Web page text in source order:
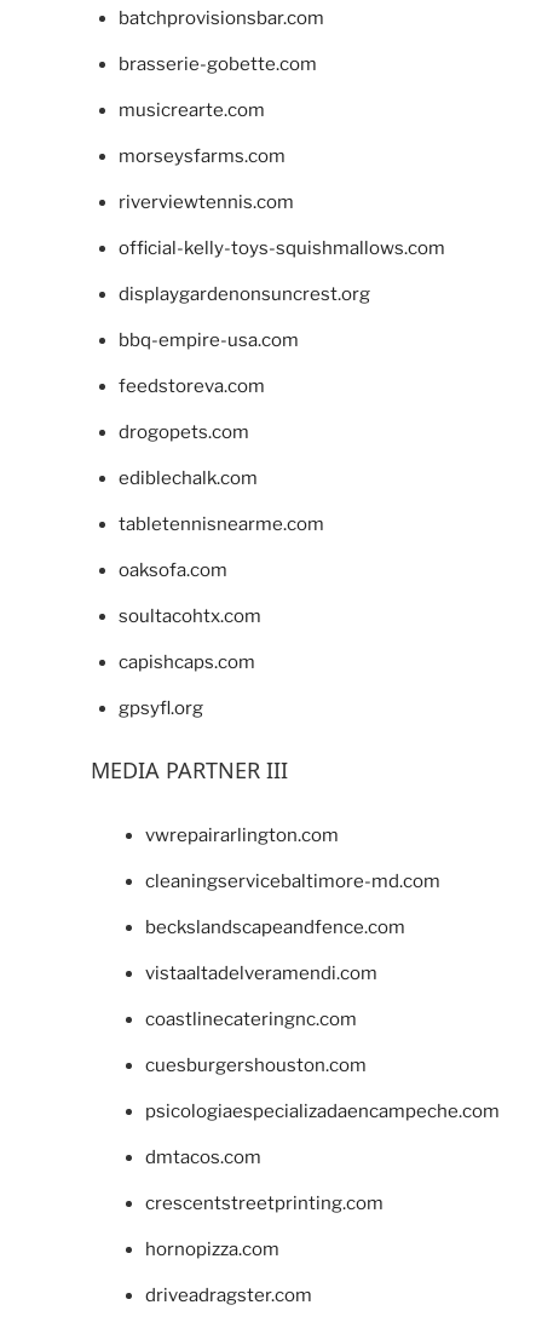
batchprovisionsbar.com
brasserie-gobette.com
musicrearte.com
morseysfarms.com
riverviewtennis.com
official-kelly-toys-squishmallows.com
displaygardenonsuncrest.org
bbq-empire-usa.com
feedstoreva.com
drogopets.com
ediblechalk.com
tabletennisnearme.com
oaksofa.com
soultacohtx.com
capishcaps.com
gpsyfl.org
MEDIA PARTNER III
vwrepairarlington.com
cleaningservicebaltimore-md.com
beckslandscapeandfence.com
vistaaltadelveramendi.com
coastlinecateringnc.com
cuesburgershouston.com
psicologiaespecializadaencampeche.com
dmtacos.com
crescentstreetprinting.com
hornopizza.com
driveadragster.com